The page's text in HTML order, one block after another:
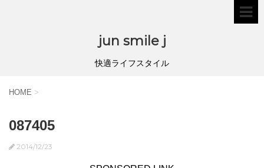
jun smile j
快適ライフスタイル
HOME >
087405
2014/12/23